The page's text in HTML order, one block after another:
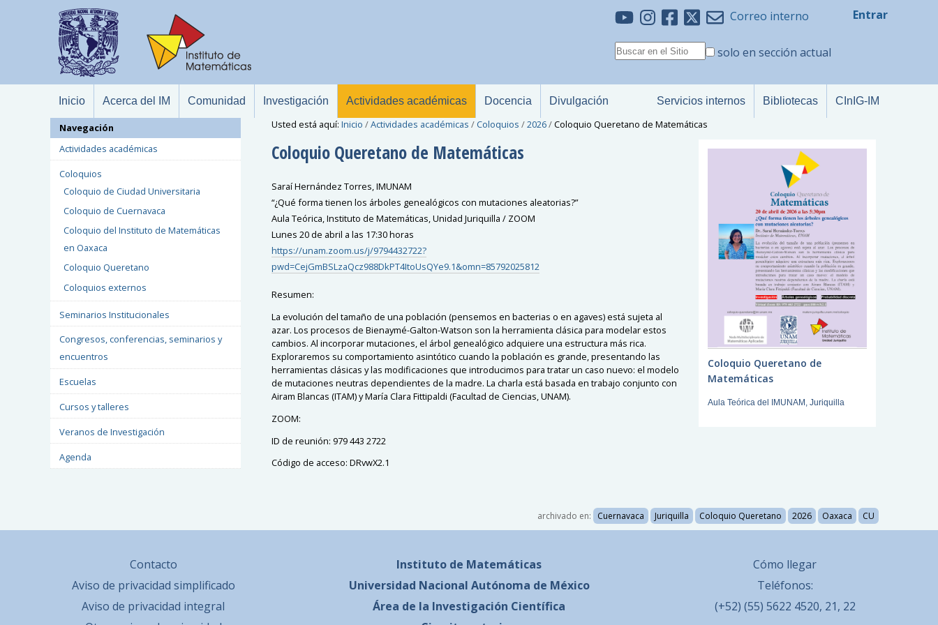
Correo interno
solo en sección actual
Entrar
Inicio Acerca del IM Comunidad Investigación Actividades académicas Docencia Divulgación Servicios internos Bibliotecas CInIG-IM
Usted está aquí: Inicio /Actividades académicas / Coloquios /2026/Coloquio Queretano de Matemáticas
Coloquio Queretano de Matemáticas
Saraí Hernández Torres, IMUNAM
“¿Qué forma tienen los árboles genealógicos con mutaciones aleatorias?”
Aula Teórica, Instituto de Matemáticas, Unidad Juriquilla / ZOOM
Lunes 20 de abril a las 17:30 horas
https://unam.zoom.us/j/9794432722?
pwd=CejGmBSLzaQcz988DkPT4ItoUsQYe9.1&omn=85792025812
Resumen:
La evolución del tamaño de una población (pensemos en bacterias o en agaves) está sujeta al
azar. Los procesos de Bienaymé-Galton-Watson son la herramienta clásica para modelar estos
cambios. Al incorporar mutaciones, el árbol genealógico adquiere una estructura más rica.
Exploraremos su comportamiento asintótico cuando la población es grande, presentando las
herramientas clásicas y las modificaciones que introducimos para tratar un caso nuevo: el modelo
de mutaciones neutras dependientes de la madre. La charla está basada en trabajo conjunto con
Airam Blancas (ITAM) y María Clara Fittipaldi (Facultad de Ciencias, UNAM).
ZOOM:
ID de reunión: 979 443 2722
Código de acceso: DRvwX2.1
Coloquio Queretano de
Matemáticas
Aula Teórica del IMUNAM, Juriquilla
archivado en: Cuernavaca Juriquilla Coloquio Queretano 2026 Oaxaca CU
Navegación
Actividades académicas
Coloquios
Coloquio de Ciudad Universitaria
Coloquio de Cuernavaca
Coloquio del Instituto de Matemáticas
en Oaxaca
Coloquio Queretano
Coloquios externos
Seminarios Institucionales
Congresos, conferencias, seminarios y
encuentros
Escuelas
Cursos y talleres
Veranos de Investigación
Agenda
Contacto
Aviso de privacidad simplificado
Aviso de privacidad integral
Instituto de Matemáticas
Universidad Nacional Autónoma de México
Área de la Investigación Científica
Cómo llegar
Teléfonos:
(+52) (55) 5622 4520, 21, 22